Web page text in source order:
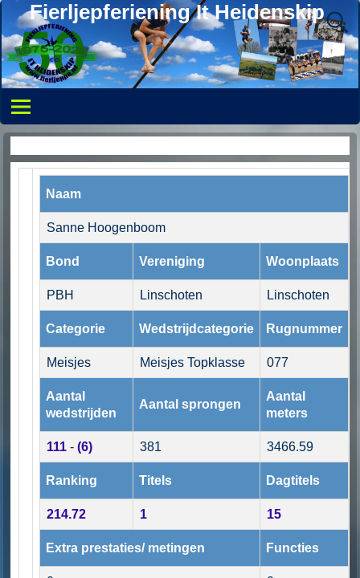
Fierljepferiening It Heidenskip
Naam
Sanne Hoogenboom
Bond Vereniging Woonplaats
PBH Linschoten Linschoten
Categorie Wedstrijdcategorie Rugnummer
Meisjes Meisjes Topklasse 077
Aantal
wedstrijden
Aantal sprongen
Aantal
meters
111- (6) 381 3466.59
Ranking Titels Dagtitels
214.72 1 15
Extra prestaties/ metingen Functies